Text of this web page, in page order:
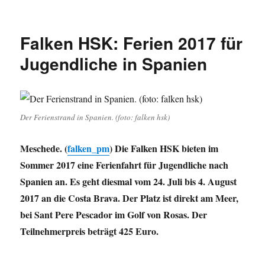
Im
2018
Falken HSK: Ferien 2017 für
Jugendliche in Spanien
Der Ferienstrand in Spanien. (foto: falken hsk)
Meschede. (falken_pm) Die Falken HSK bieten im
Sommer 2017 eine Ferienfahrt für Jugendliche nach
Spanien an. Es geht diesmal vom 24. Juli bis 4. August
2017 an die Costa Brava. Der Platz ist direkt am Meer,
bei Sant Pere Pescador im Golf von Rosas. Der
Teilnehmerpreis beträgt 425 Euro.